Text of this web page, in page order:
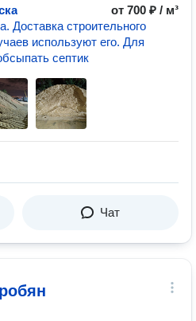
от 700 ₽ / м³
Доставка строительного
используют его. Для
септик
Чат